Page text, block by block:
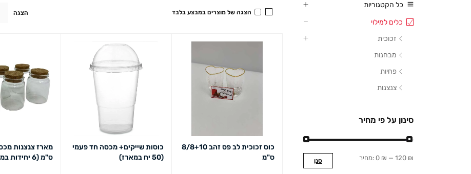
כל הקטגוריות
כלים למילוי
זכוכית
מבחנות
פחיות
צנצנות
סינון על פי מחיר
סנן מחיר: 0 ₪ — 120 ₪
הצגה הצגה של מוצרים במבצע בלבד
כוס זכוכית לב פס זהב 8/8+10
ס"מ
כוסות שייקים+ מכסה חד פעמי
(50 יח במארז)
ס"מ (6 יחידות במארז)